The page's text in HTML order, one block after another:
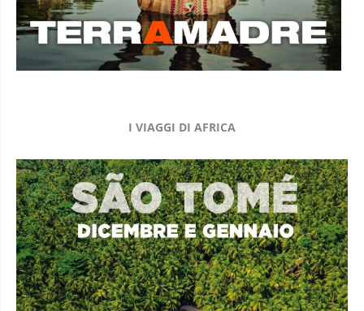
I VIAGGI DI AFRICA